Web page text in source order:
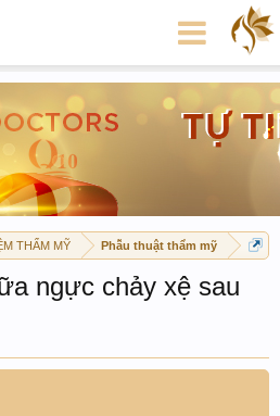
THẨM MỸ Phẫu thuật thẩm mỹ
ngực chảy xệ sau